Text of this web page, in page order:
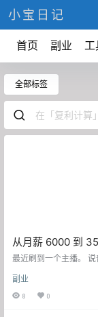
小宝日记
首页 副业 工
全部标签
从月薪 6000 到
11 年攒 55 万的复
最近刷到一个主播。 说
薪6000，11年躺平？
吗？ 但听完他的计算，
副业
8 0